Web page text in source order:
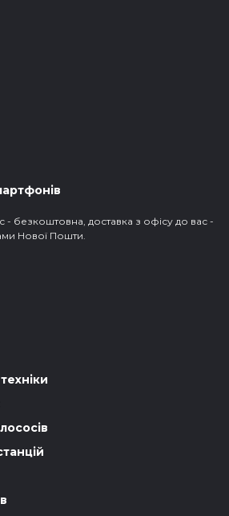
- безкоштовна, доставка з офісу до вас -
Нової Пошти.